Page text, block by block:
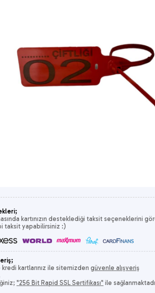
kartınızın desteklediği taksit seçeneklerini
taksit yapabilirsiniz :)
kredi kartlarınız ile sitemizden güvenle alışveriş
"256 Bit Rapid SSL Sertifikası" ile